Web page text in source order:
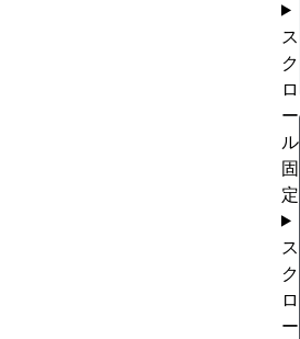
ス
ク
ロ
ー
ル
固
定
ス
ク
ロ
ー